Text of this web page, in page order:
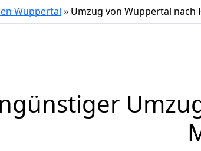
Wuppertal » Umzug von Wuppertal nach